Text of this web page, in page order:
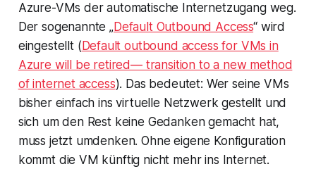
Azure-VMs der automatische Internetzugang weg.
Der sogenannte „Default Outbound Access“ wird
eingestellt ( Default outbound access for VMs in
Azure will be retired— transition to a new method
of internet access). Das bedeutet: Wer seine VMs
bisher einfach ins virtuelle Netzwerk gestellt und
sich um den Rest keine Gedanken gemacht hat,
muss jetzt umdenken. Ohne eigene Konfiguration
kommt die VM künftig nicht mehr ins Internet.